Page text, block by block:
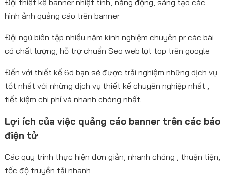
Đội thiết kế banner nhiệt tình, năng động, sáng tạo các
hình ảnh quảng cáo trên banner
Đội ngũ biên tập nhiều năm kinh nghiệm chuyên pr các bài
có chất lượng, hỗ trợ chuẩn Seo web lọt top trên google
Đến với thiết kế 6d bạn sẽ được trải nghiệm những dịch vụ
tốt nhất với những dịch vụ thiết kế chuyên nghiệp nhất ,
tiết kiệm chi phí và nhanh chóng nhất.
Lợi ích của việc quảng cáo banner trên các báo
điện tử
Các quy trình thực hiện đơn giản, nhanh chóng , thuận tiện,
tốc độ truyền tải nhanh